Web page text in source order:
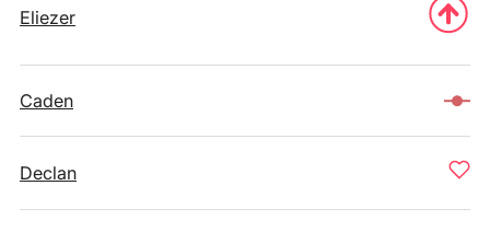
Eliezer
Caden
Declan